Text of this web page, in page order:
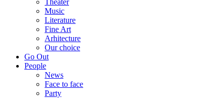
Theater
Music
Literature
Fine Art
Arhitecture
Our choice
Go Out
People
News
Face to face
Party